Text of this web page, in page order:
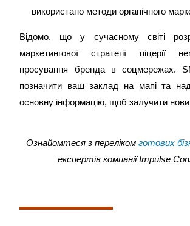
використано методи органічного
Відомо, що у сучасному світі
маркетингової стратегії піцерії
просування бренда в соцмережах.
позначити ваш заклад на мапі та
основну інформацію, щоб залучити
Ознайомтеся з переліком готових
експертів компанії Impulse